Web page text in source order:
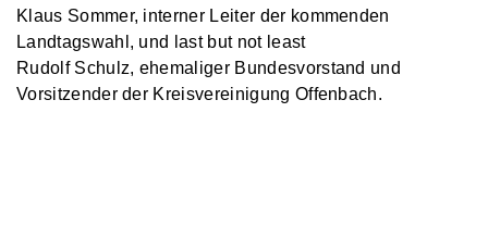
Klaus Sommer, interner Leiter der kommenden
Landtagswahl, und last but not least
Rudolf Schulz, ehemaliger Bundesvorstand und
Vorsitzender der Kreisvereinigung Offenbach.